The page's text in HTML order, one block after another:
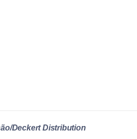
Deckert Distribution